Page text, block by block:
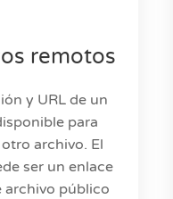
remotos
y URL de un
para
archivo. El
ser un enlace
archivo público